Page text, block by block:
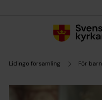
Lidingö församling För barn